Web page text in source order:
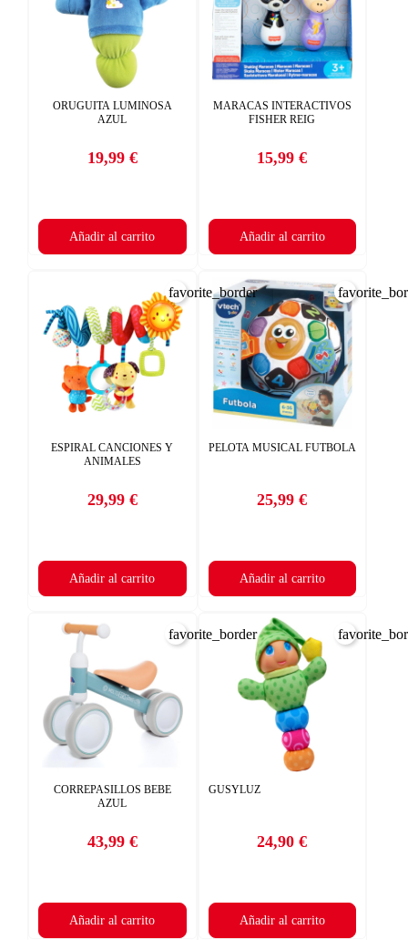
ORUGUITA LUMINOSA
AZUL
Precio
19,99 €
Añadir al carrito
MARACAS INTERACTIVOS
FISHER REIG
Precio
15,99 €
Añadir al carrito
ESPIRAL CANCIONES Y
ANIMALES
Precio
29,99 €
Añadir al carrito
favorite_border
PELOTA MUSICAL FUTBOLA
Precio
25,99 €
Añadir al carrito
CORREPASILLOS BEBE
AZUL
Precio
43,99 €
Añadir al carrito
favorite_border
GUSYLUZ
Precio
24,90 €
Añadir al carrito
AÑADIR A LA LISTA DE DESEOS ×
add_circle_outline
Crear nueva lista
CANCELAR
CREAR LISTA DE DESEOS
((TITLE))
((CANCELTEXT))
((DELETETEXT))
INICIAR SESIÓN
CANCELAR
INICIAR SESIÓN